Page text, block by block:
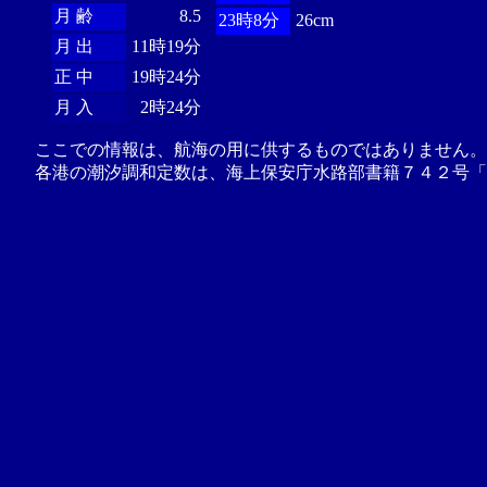
月 齢
8.5
月 出
11時19分
正 中
19時24分
月 入
2時24分
23時8分
26cm
ここでの情報は、航海の用に供するものではありません
各港の潮汐調和定数は、海上保安庁水路部書籍７４２号